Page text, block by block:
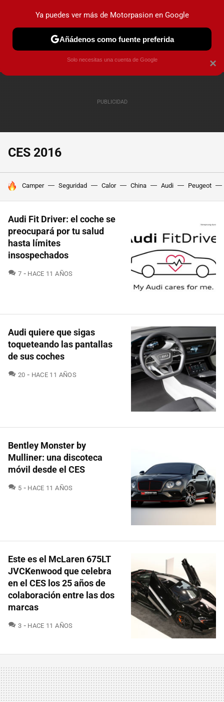
PRUEBAS COCHES ELÉCTRICOS OBSERVATORIO
CES 2016
HOY SE HABLA DE
Camper Seguridad Calor China Audi Peugeot
Audi Fit Driver: el coche se
preocupará por tu salud
hasta límites
insospechados
7 COMENTARIOS
HACE 11 AÑOS
Audi quiere que sigas
toqueteando las pantallas
de sus coches
20 COMENTARIOS
HACE 11 AÑOS
Bentley Monster by
Mulliner: una discoteca
móvil desde el CES
5 COMENTARIOS
HACE 11 AÑOS
Este es el McLaren 675LT
JVCKenwood que celebra
en el CES los 25 años de
colaboración entre las dos
marcas
3 COMENTARIOS
HACE 11 AÑOS
×
Ya puedes ver más de Motorpasion en Google
Añádenos como fuente preferida
Solo necesitas una cuenta de Google